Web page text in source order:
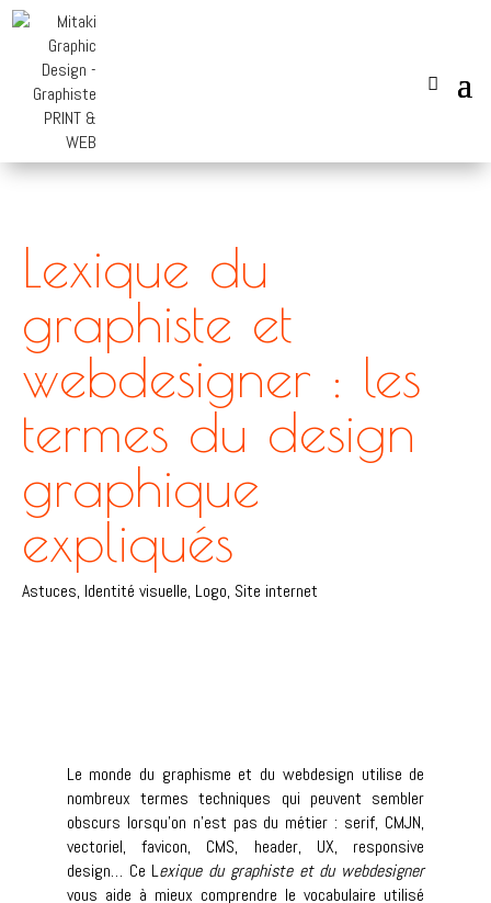
Lexique du
graphiste et
webdesigner : les
termes du design
graphique
expliqués
Astuces, Identité visuelle, Logo, Site internet
Le monde du graphisme et du webdesign utilise de
nombreux termes techniques qui peuvent sembler
obscurs lorsqu’on n’est pas du métier : serif, CMJN,
vectoriel, favicon, CMS, header, UX, responsive
design… Ce Lexique du graphiste et du webdesigner
vous aide à mieux comprendre le vocabulaire utilisé